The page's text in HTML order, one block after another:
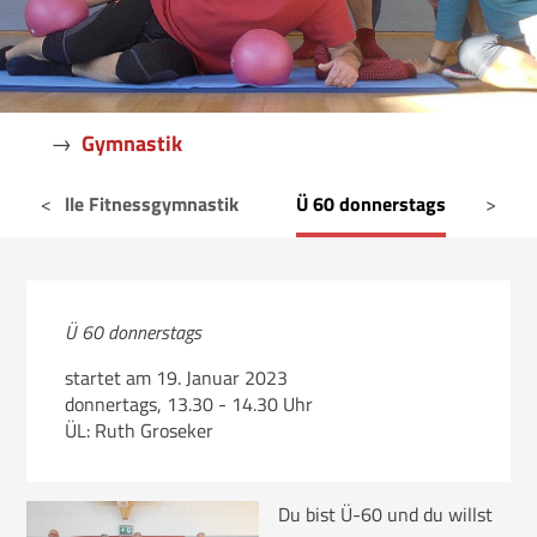
Freizeitsport
Fußball
Gymnastik
Tennis
→ Gymnastik
< Fitnessgymnastik Ü 60 donnerstags >
Ü 60 donnerstags
startet am 19. Januar 2023
donnertags, 13.30 - 14.30 Uhr
ÜL: Ruth Groseker
Du bist Ü-60 und du willst